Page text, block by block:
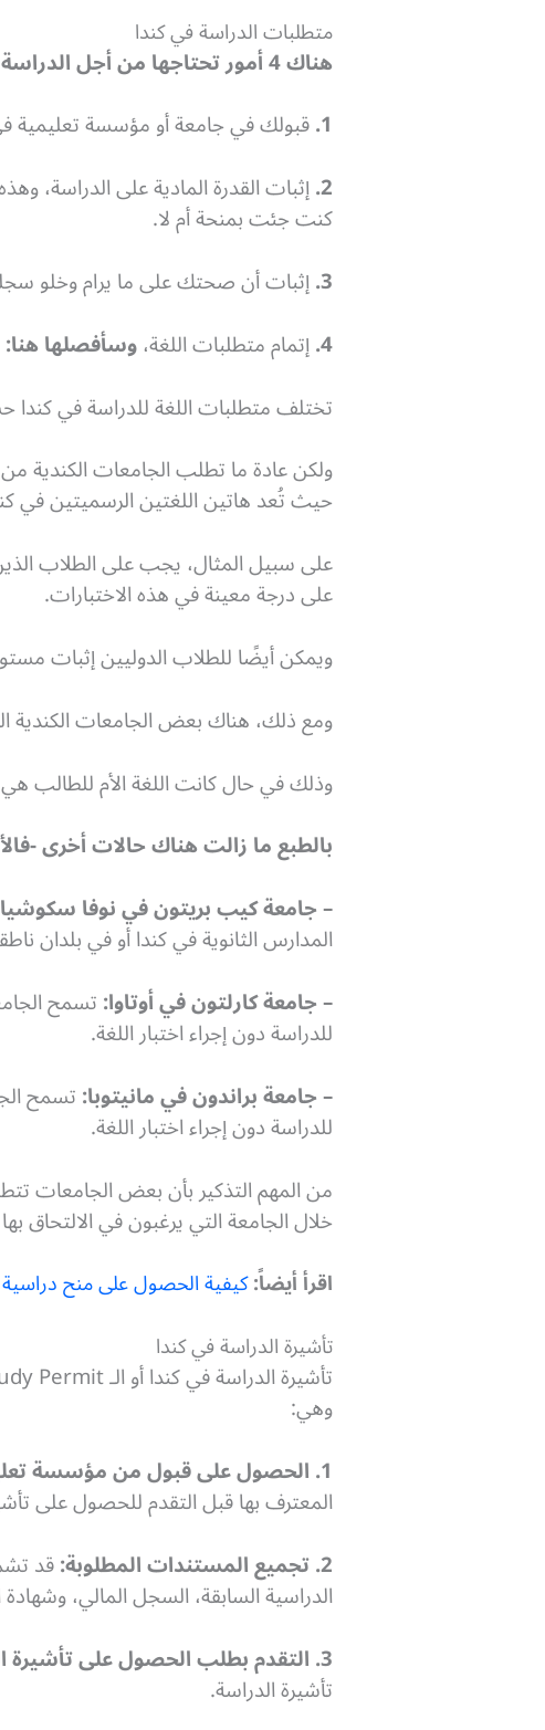
متطلبات الدراسة في كندا
هناك 4 أمور تحتاجها من أجل الدراسة في كندا أو بتعبير أكثر دقة لتكون مؤهلًا للدراسة في كندا، وهي:
1. قبولك في جامعة أو مؤسسة تعليمية
2. إثبات القدرة المادية على
كنت جئت بمنحة أم لا.
3. إثبات أن صحتك على ما يرام وخلو
4. إتمام متطلبات اللغة،وسأفصلها هنا:
تختلف متطلبات اللغة للدراسة في كندا
ولكن عادة ما تطلب الجامعات الكندية من
حيث تُعد هاتين اللغتين الرسميتين في
على سبيل المثال، يجب على الطلاب
على درجة معينة في هذه الاختبارات.
ويمكن أيضًا للطلاب الدوليين إثبات
ومع ذلك، هناك بعض الجامعات الكندية
وذلك في حال كانت اللغة الأم للطالب هي
بالطبع ما زالت هناك حالات أخرى -
– جامعة كيب بريتون في نوفا
المدارس الثانوية في كندا أو في بلدان
– جامعة كارلتون في أوتاوا:تسمح
للدراسة دون إجراء اختبار اللغة.
– جامعة براندون في مانيتوبا:تسمح
للدراسة دون إجراء اختبار اللغة.
من المهم التذكير بأن بعض الجامعات
خلال الجامعة التي يرغبون في الالتحاق
اقرأ أيضاً:كيفية الحصول على منح
تأشيرة الدراسة في كندا
وهي:
1. الحصول على قبول من مؤسسة تعليمية في كندا:
المعترف بها قبل التقدم للحصول على
2. تجميع المستندات المطلوبة:
قد
الدراسية السابقة، السجل المالي،
3. التقدم بطلب الحصول على تأشيرة الدراسة:
تأشيرة الدراسة.